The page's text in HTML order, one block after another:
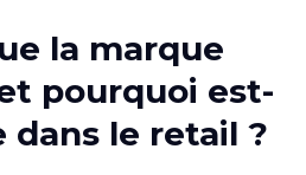
la marque
pourquoi est-
dans le retail ?